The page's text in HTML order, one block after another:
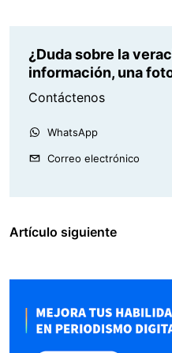
¿Duda sobre la
información, una
Contáctenos
WhatsApp
Correo electrónico
Artículo siguiente